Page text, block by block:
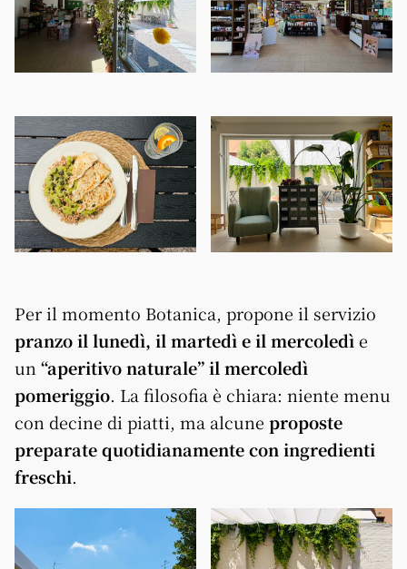
Per il momento Botanica, propone il servizio
pranzo il lunedì, il martedì e il mercoledì e
un “aperitivo naturale” il mercoledì
pomeriggio. La filosofia è chiara: niente menu
con decine di piatti, ma alcune proposte
preparate quotidianamente con ingredienti
freschi.